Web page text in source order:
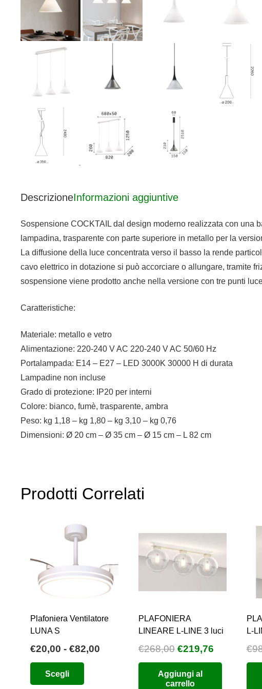
DescrizioneInformazioni aggiuntive
Sospensione COCKTAIL dal design moderno realizzata con una
lampadina, trasparente con parte superiore in metallo per la
La diffusione della luce concentrata verso il basso la rende
cavo elettrico in dotazione si può accorciare o allungare, tramite
sospensione viene prodotto anche nella versione con tre punti
Caratteristiche:
Materiale: metallo e vetro
Alimentazione: 220-240 V AC 220-240 V AC 50/60 Hz
Portalampada: E14 – E27 – LED 3000K 30000 H di durata
Lampadine non incluse
Grado di protezione: IP20 per interni
Colore: bianco, fumè, trasparente, ambra
Peso: kg 1,18 – kg 1,80 – kg 3,10 – kg 0,76
Dimensioni: Ø 20 cm – Ø 35 cm – Ø 15 cm – L 82 cm
Prodotti Correlati
Plafoniera Ventilatore
LUNA S
€20,00 - €82,00
Scegli
PLAFONIERA
LINEARE L-LINE 3 luci
€268,00 Il
prezzo
originale
€219,76Il
prezzo
Aggiungi al
carrello
L-
€